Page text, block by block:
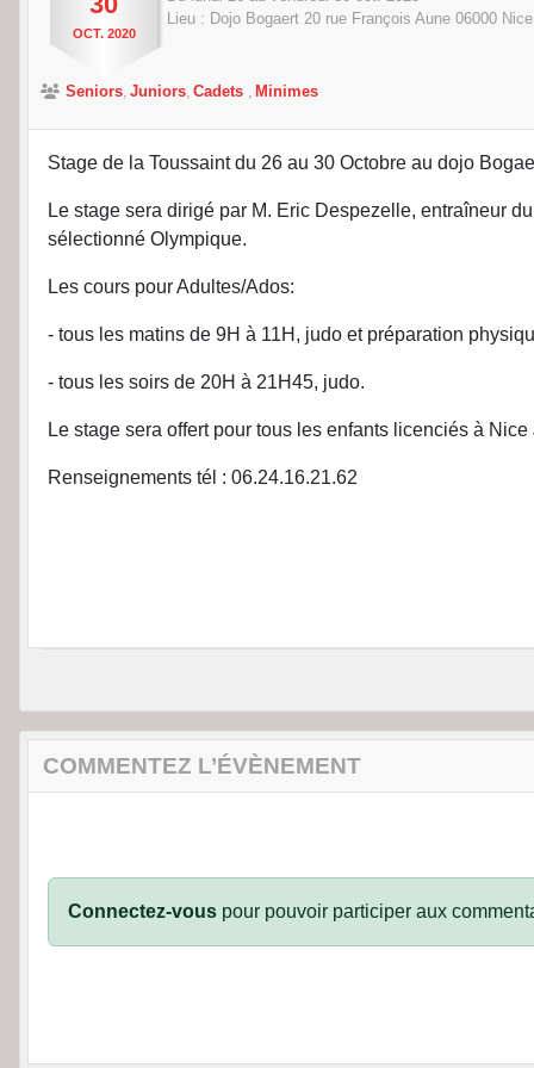
OCT. 2020
Lieu : Dojo Bogaert 20 rue François Aune 06000 Nice
Seniors Juniors Cadets Minimes
Stage de la Toussaint du 26 au 30 Octobre au dojo
Le stage sera dirigé par M. Eric Despezelle, entraîneur
sélectionné Olympique.
Les cours pour Adultes/Ados:
- tous les matins de 9H à 11H, judo et préparation
- tous les soirs de 20H à 21H45, judo.
Le stage sera offert pour tous les enfants licenciés à
Renseignements tél : 06.24.16.21.62
COMMENTEZ L’ÉVÈNEMENT
Connectez-vous pour pouvoir participer aux